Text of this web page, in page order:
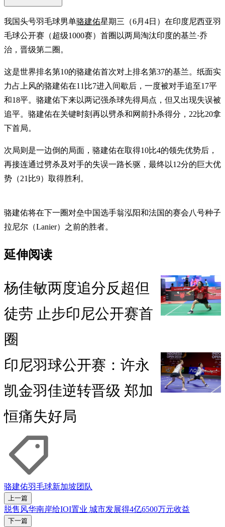
我国头号羽毛球男单骆建佑星期三（6月4日）在印度尼西亚羽
毛球公开赛（超级1000赛）首圈以两局淘汰印度的基兰·乔
治，晋级第二圈。
这是世界排名第10的骆建佑首次对上排名第37的基兰。纸面实
力占上风的骆建佑在11比7进入间歇后，一度被对手追至17平
和18平。骆建佑下来以两记强杀球先得局点，但又出现失误被
追平。骆建佑在关键时刻再以劈杀和网前扑杀得分，22比20拿
下首局。
次局则是一边倒的局面，骆建佑在取得10比4的领先优势后，
再接连通过劈杀及对手的失误一路长驱，最终以12分的巨大优
势（21比9）取得胜利。
骆建佑将在下一圈对垒中国选手翁泓阳和法国的赛会八号种子
拉尼尔（Lanier）之前的胜者。
延伸阅读
杨佳敏两度追分反超但
徒劳 止步印尼公开赛首
圈
印尼羽球公开赛：许永
凯金羽佳逆转晋级 郑加
恒痛失好局
骆建佑羽毛球新加坡团队
上一篇
脱售风华南岸给IOI置业 城市发展得4亿6500万元收益
下一篇